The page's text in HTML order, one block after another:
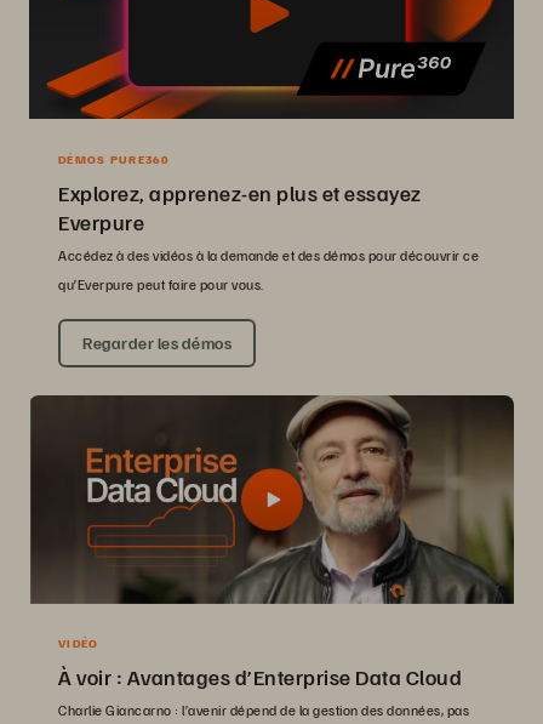
DÉMOS PURE360
Explorez, apprenez-en plus et essayez
Everpure
Accédez à des vidéos à la demande et des démos pour découvrir ce
qu’Everpure peut faire pour vous.
Regarder les démos
VIDÉO
À voir : Avantages d’Enterprise Data Cloud
Charlie Giancarno : l’avenir dépend de la gestion des données, pas